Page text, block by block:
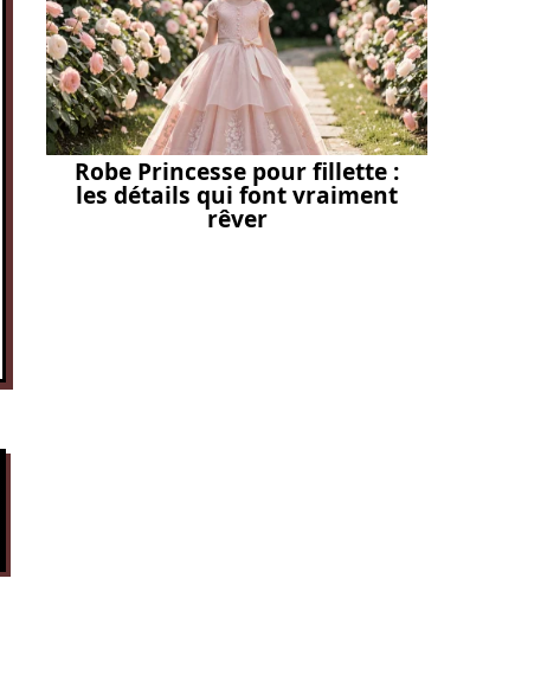
Robe Princesse pour fillette :
les détails qui font vraiment
rêver